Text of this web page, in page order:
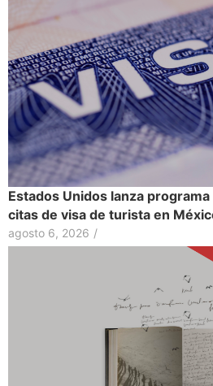
Estados Unidos lanza
citas de visa de turista en
agosto 6, 2026 /